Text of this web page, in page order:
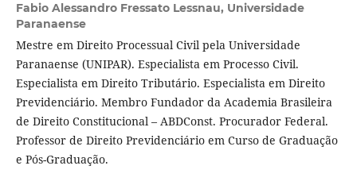
Fabio Alessandro Fressato Lessnau, Universidade
Paranaense
Mestre em Direito Processual Civil pela Universidade
Paranaense (UNIPAR). Especialista em Processo Civil.
Especialista em Direito Tributário. Especialista em Direito
Previdenciário. Membro Fundador da Academia Brasileira
de Direito Constitucional – ABDConst. Procurador Federal.
Professor de Direito Previdenciário em Curso de Graduação
e Pós-Graduação.